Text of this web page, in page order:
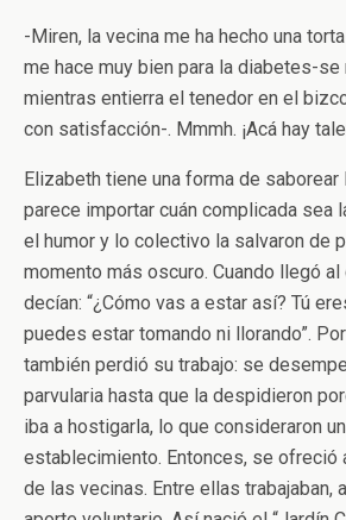
-Miren, la vecina me ha hecho una
me hace muy bien para la diabetes-
mientras entierra el tenedor en el
con satisfacción-. Mmmh. ¡Acá hay
Elizabeth tiene una forma de saborear
parece importar cuán complicada sea
el humor y lo colectivo la salvaron de
momento más oscuro. Cuando llegó al
decían: “¿Cómo vas a estar así? Tú
puedes estar tomando ni llorando”.
también perdió su trabajo: se
parvularia hasta que la despidieron
iba a hostigarla, lo que consideraron
establecimiento. Entonces, se ofreció
de las vecinas. Entre ellas trabajaban,